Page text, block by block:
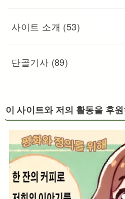
사이트 소개 (53)
단골기사 (89)
이 사이트와 저의 활동을 후